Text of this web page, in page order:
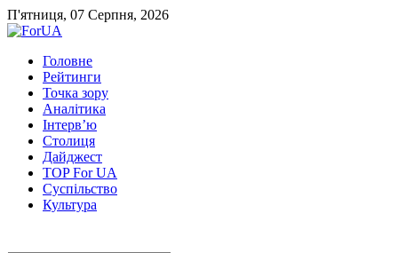
П'ятниця, 07 Серпня, 2026
Головне
Рейтинги
Точка зору
Аналітика
Інтерв’ю
Столиця
Дайджест
TOP For UA
Суспiльство
Культура